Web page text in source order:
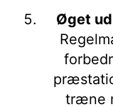
Øget
træne